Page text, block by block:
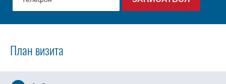
План визита